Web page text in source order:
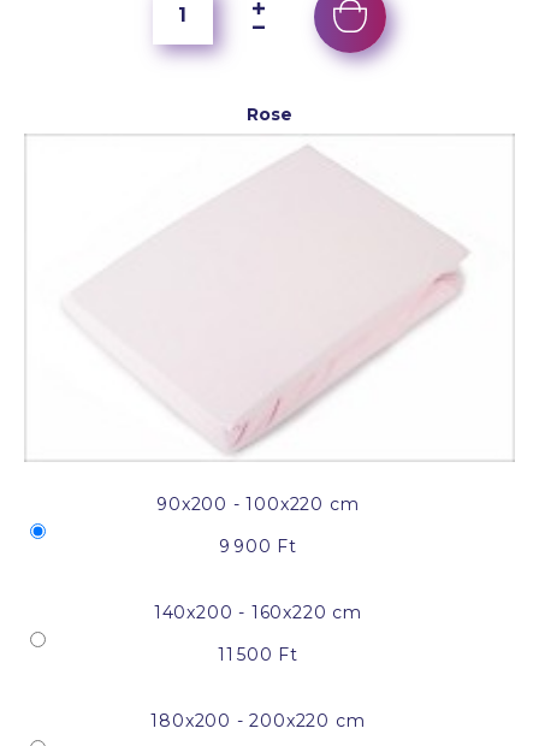
Rose
90x200 - 100x220 cm
9 900 Ft
140x200 - 160x220 cm
11 500 Ft
180x200 - 200x220 cm